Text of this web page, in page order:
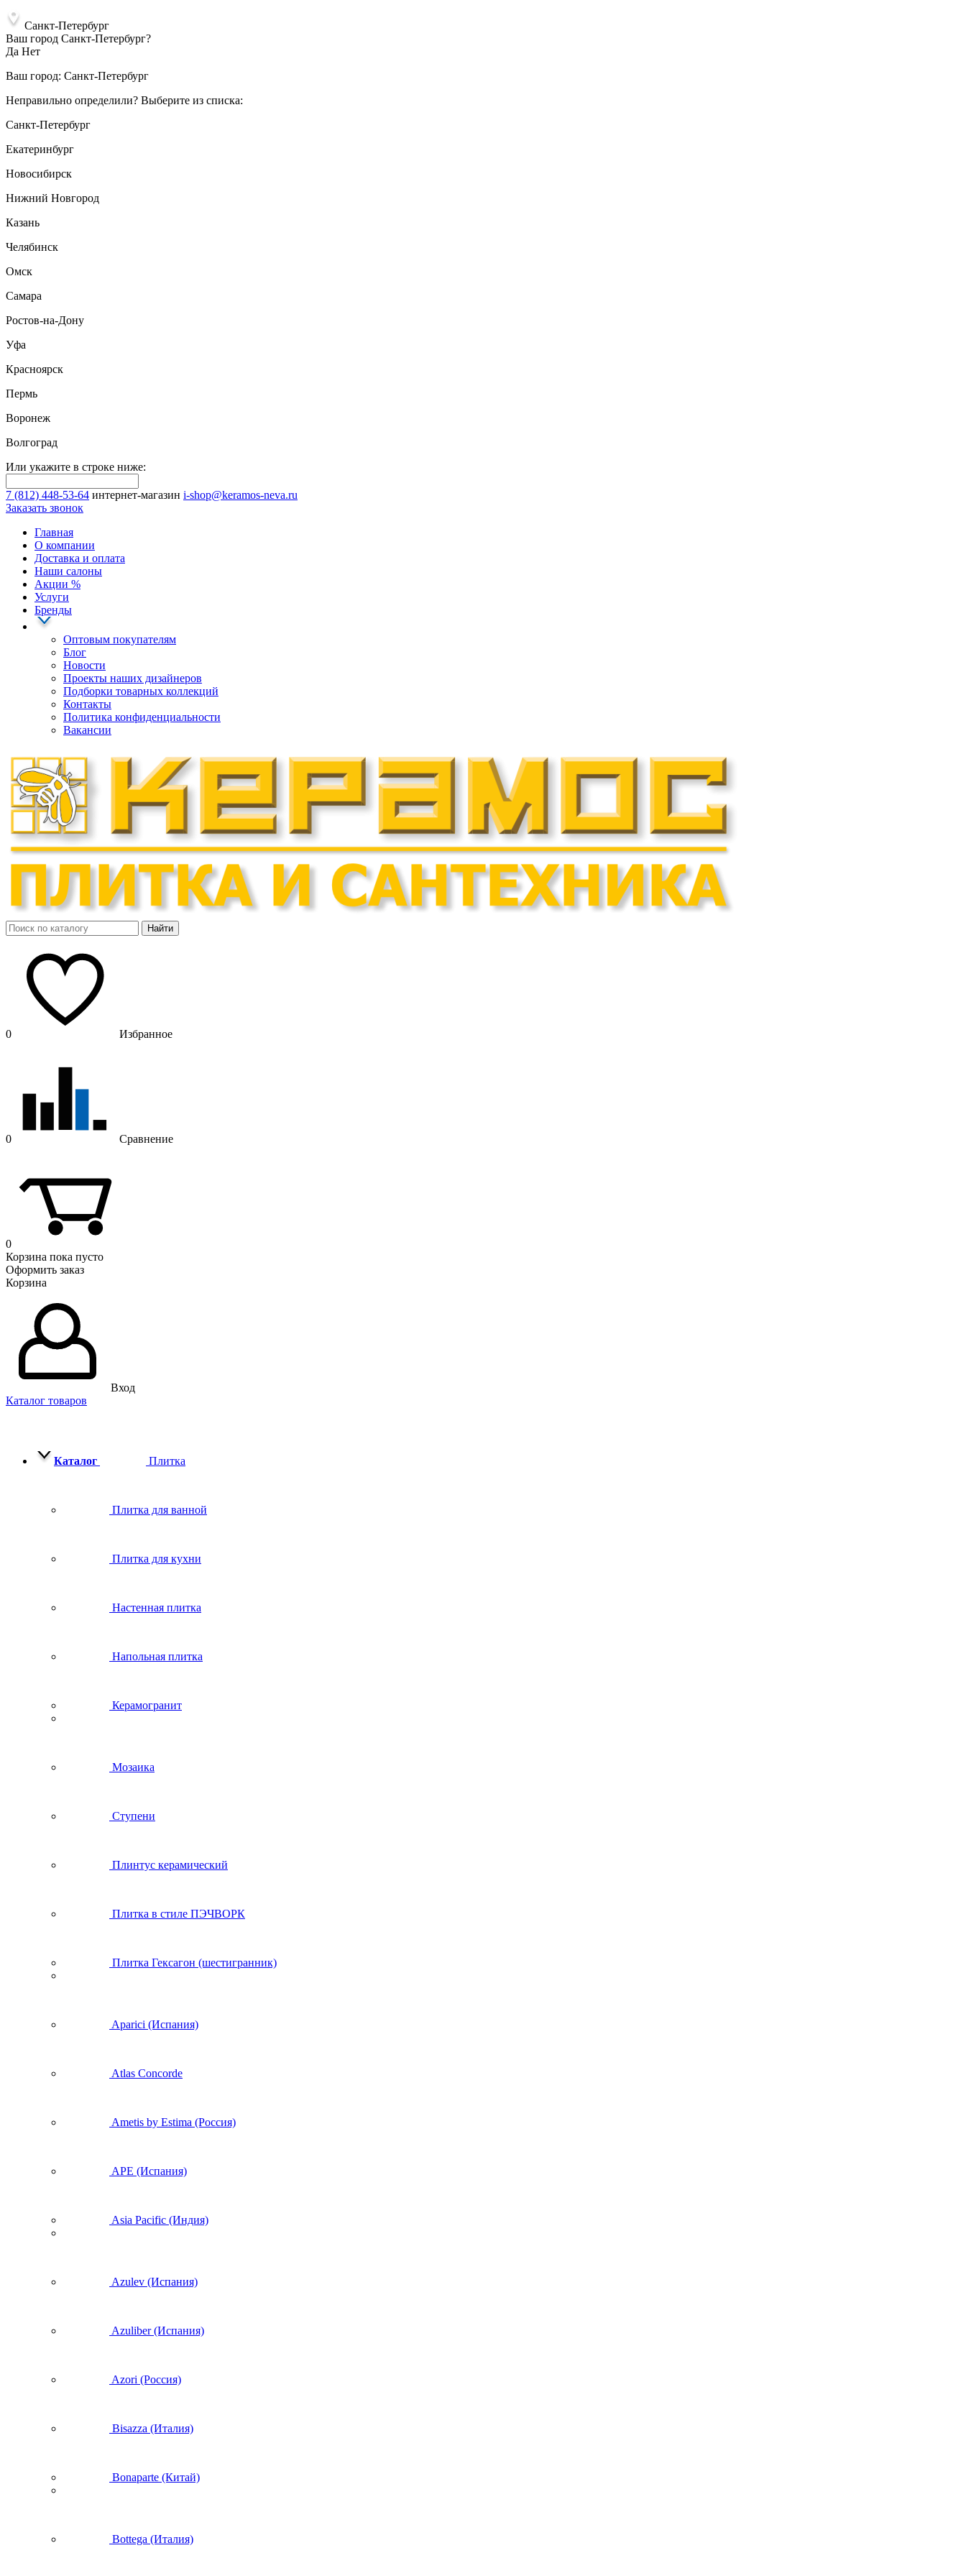
Санкт-Петербург
Ваш город Санкт-Петербург?
Да Нет
Ваш город: Санкт-Петербург
Неправильно определили? Выберите из списка:
Санкт-Петербург
Екатеринбург
Новосибирск
Нижний Новгород
Казань
Челябинск
Омск
Самара
Ростов-на-Дону
Уфа
Красноярск
Пермь
Воронеж
Волгоград
Или укажите в строке ниже:
7 (812) 448-53-64 интернет-магазин i-shop@keramos-neva.ru
Заказать звонок
Главная
О компании
Доставка и оплата
Наши cалоны
Акции %
Услуги
Бренды
Оптовым покупателям
Блог
Новости
Проекты наших дизайнеров
Подборки товарных коллекций
Контакты
Политика конфиденциальности
Вакансии
Найти
0 Избранное
0 Сравнение
0
Корзина пока пусто
Оформить заказ
Корзина
Вход
Каталог товаров
Каталог Плитка
Плитка для ванной
Плитка для кухни
Настенная плитка
Напольная плитка
Керамогранит
Мозаика
Ступени
Плинтус керамический
Плитка в стиле ПЭЧВОРК
Плитка Гексагон (шестигранник)
Aparici (Испания)
Atlas Concorde
Ametis by Estima (Россия)
APE (Испания)
Asia Pacific (Индия)
Azulev (Испания)
Azuliber (Испания)
Azori (Россия)
Bisazza (Италия)
Bonaparte (Китай)
Bottega (Италия)